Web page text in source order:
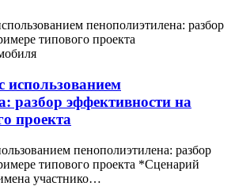
разбор эффективности на
проекта
пенополиэтилена: разбор
типового проекта *Сценарий
участнико…